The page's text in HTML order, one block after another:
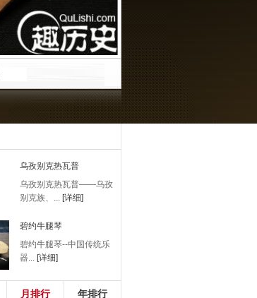
乌孜别克热瓦普
乌孜别克热瓦普——乌孜
别克族、... [详细]
碧约牛腿琴
碧约牛腿琴--中国传统乐
器... [详细]
月排行 年排行